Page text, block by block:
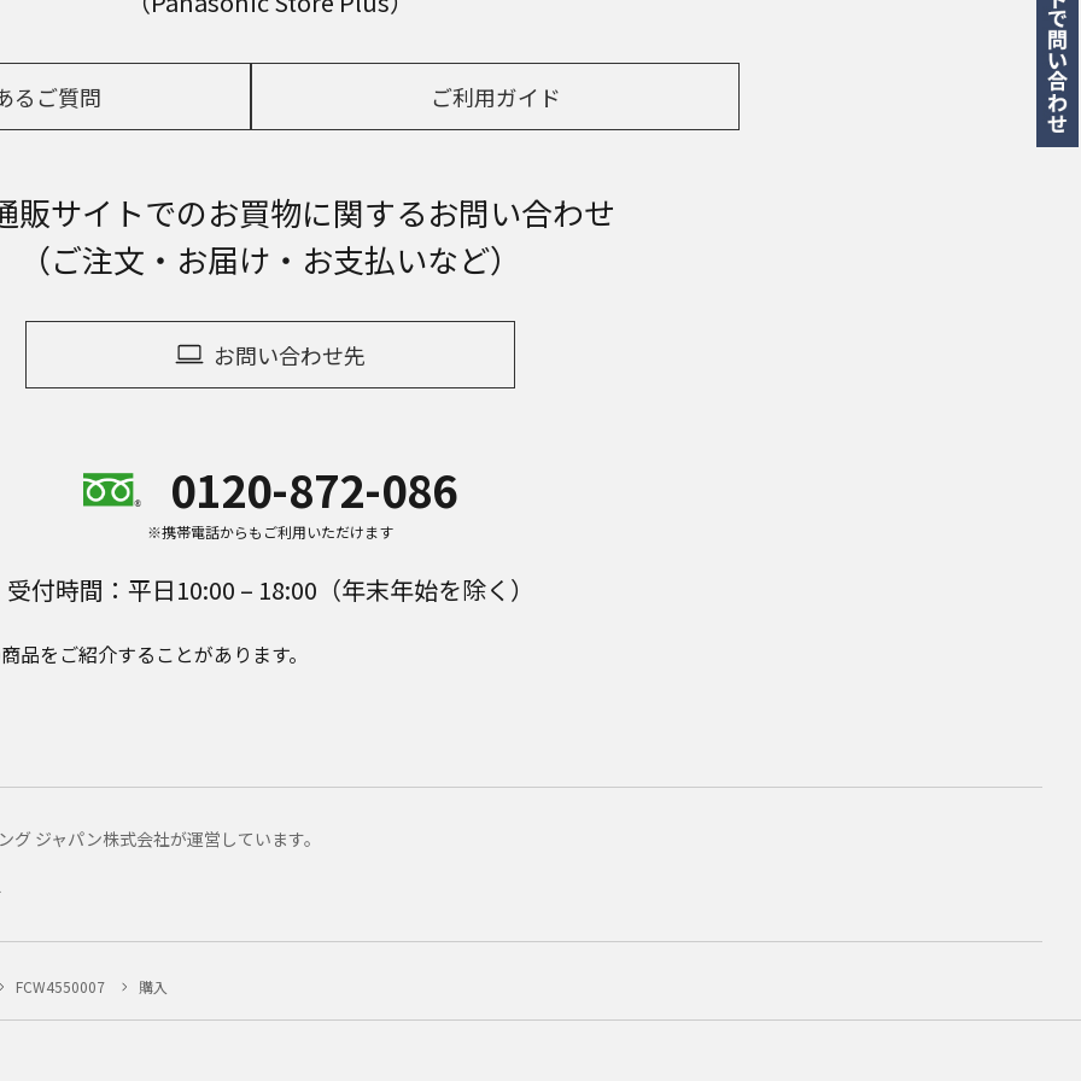
るご質問 ご利用ガイド
販サイトでのお買物に関するお問い合わせ
（ご注文・お届け・お支払いなど）
お問い合わせ先
0120-872-086
※携帯電話からもご利用いただけます
受付時間：平日10:00 – 18:00（年末年始を除く）
品をご紹介することがあります。
ジャパン株式会社が運営しています。
FCW4550007 購入